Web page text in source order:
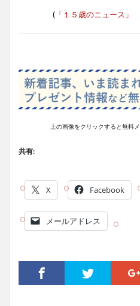
( 「１５歳のニュース」
上の画像をクリックすると無料
共有:
X Facebook
メールアドレス